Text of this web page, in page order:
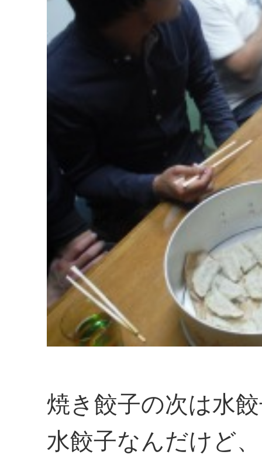
焼き餃子の次は水
水餃子なんだけど